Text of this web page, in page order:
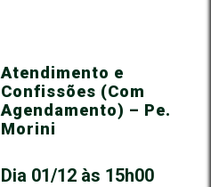
Atendimento e
Confissões (Com
Agendamento) – Pe.
Morini
Dia 01/12 às 15h00